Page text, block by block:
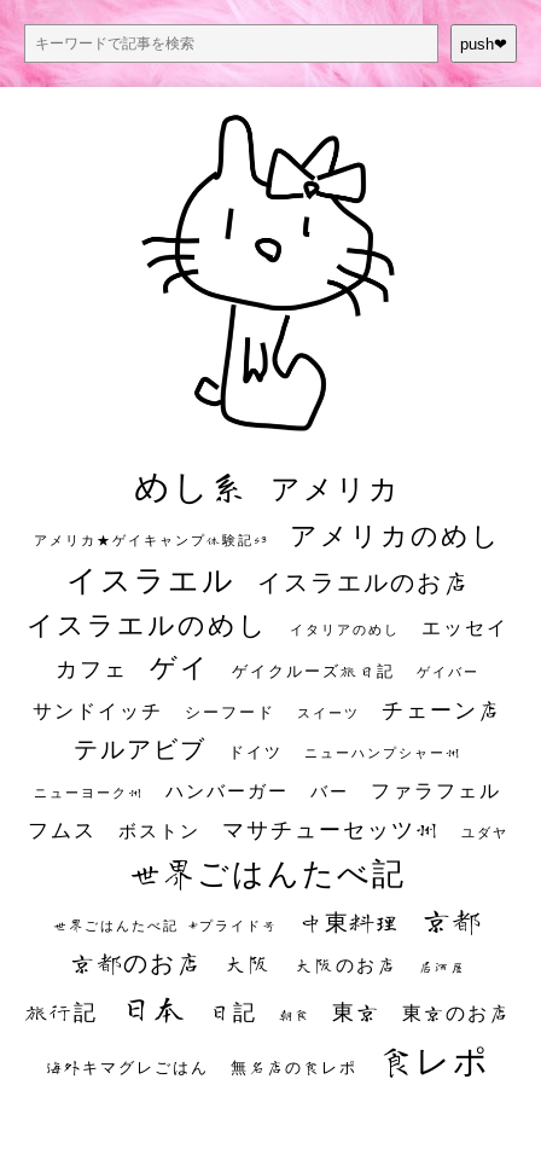
push❤︎
めし系 アメリカ
アメリカ★ゲイキャンプ体験記S3 アメリカのめし
イスラエル イスラエルのお店
イスラエルのめし イタリアのめし エッセイ
カフェ ゲイ ゲイクルーズ旅日記 ゲイバー
サンドイッチ シーフード スイーツ チェーン店
テルアビブ ドイツ ニューハンプシャー州
ニューヨーク州 ハンバーガー バー ファラフェル
フムス ボストン マサチューセッツ州 ユダヤ
世界ごはんたべ記
世界ごはんたべ記 #プライド号 中東料理 京都
京都のお店 大阪 大阪のお店 居酒屋
旅行記 日本 日記 朝食 東京 東京のお店
海外キマグレごはん 無名店の食レポ 食レポ